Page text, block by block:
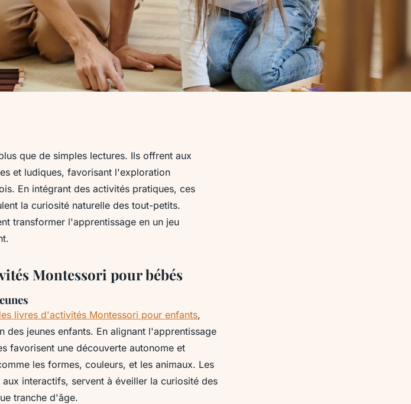
et
que de simples lectures. Ils offrent aux
et ludiques, favorisant l'exploration
En intégrant des activités pratiques, ces
la curiosité naturelle des tout-petits.
transformer l'apprentissage en un jeu
Montessori pour bébés
livres d'activités Montessori pour enfants,
jeunes enfants. En alignant l'apprentissage
favorisent une découverte autonome et
les formes, couleurs, et les animaux. Les
interactifs, servent à éveiller la curiosité des
tranche d'âge.